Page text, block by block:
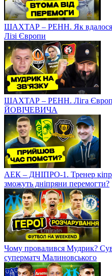
ШАХТАР – РЕНН. Як вдалося
Лізі Європи
ШАХТАР – РЕНН. Ліга
ЙОВІЧЕВИЧА
АЕК – ДНІПРО-1. Тренер
зможуть дніпряни перемогти?
Чому провалився Мудрик?
суперматч Малиновського